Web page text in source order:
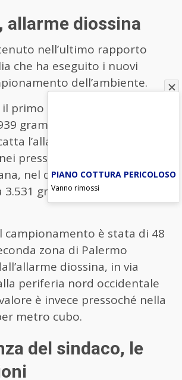
allarme diossina
nell’ultimo rapporto
che ha eseguito i nuovi
dell’ambiente.
primo dato registrato il 24
grammi per metro cubo.
l’allarme. Adesso quello
pressi di Villa delle Ginestre
nel quartiere Borgo
3.531 grammi per metro
campionamento è stata di 48
zona di Palermo
diossina, in via
periferia nord occidentale
è invece pressoché nella
metro cubo.
del sindaco, le
PIANO COTTURA PERICOLOSO
Vanno rimossi